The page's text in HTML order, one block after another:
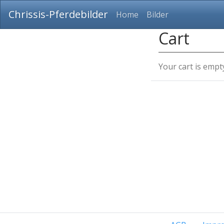
Chrissis-Pferdebilder Home Bilder
Cart
Your cart is